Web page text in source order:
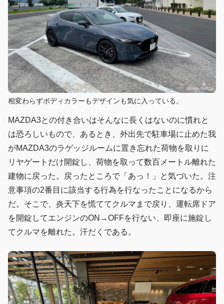
相変わらずボディカラーもデザインも気に入っている。
MAZDA3との付き合いはそんなに長くはないのに慣れと
は恐ろしいもので、あるとき、外出先で駐車場に止めた我
がMAZDA3のラゲッジルームに置き忘れた荷物を取りに
リヤゲートだけ開錠し、荷物を取って数百メートル離れた
建物に戻った。戻ったところで「あっ！」と気づいた。注
意事項の2番目に該当する行為を行なったことになるから
だ。そこで、炎天下を慌ててクルマまで戻り、運転席ドア
を開錠してエンジンのON→OFFを行ない、即座に施錠し
てクルマを離れた。汗だくである。